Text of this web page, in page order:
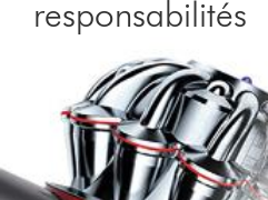
responsabilités